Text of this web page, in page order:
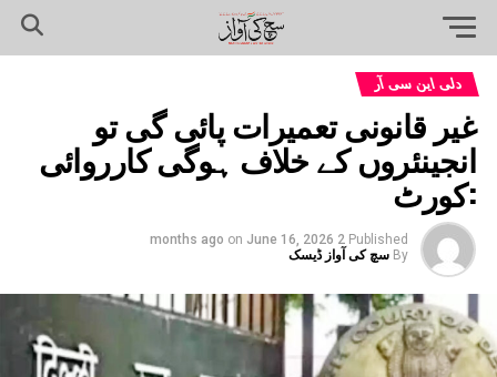
دلی این سی آر
غیر قانونی تعمیرات پائی گی تو
انجینئروں کے خلاف ہوگی کارروائی
:کورٹ
Published
2 months ago
on June 16, 2026
By سچ کی آواز ڈیسک